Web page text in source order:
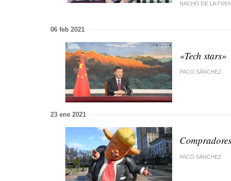
NACHO DE LA
06 feb 2021
«Tech stars»
PACO SÁNCHEZ
23 ene 2021
PACO SÁNCHEZ